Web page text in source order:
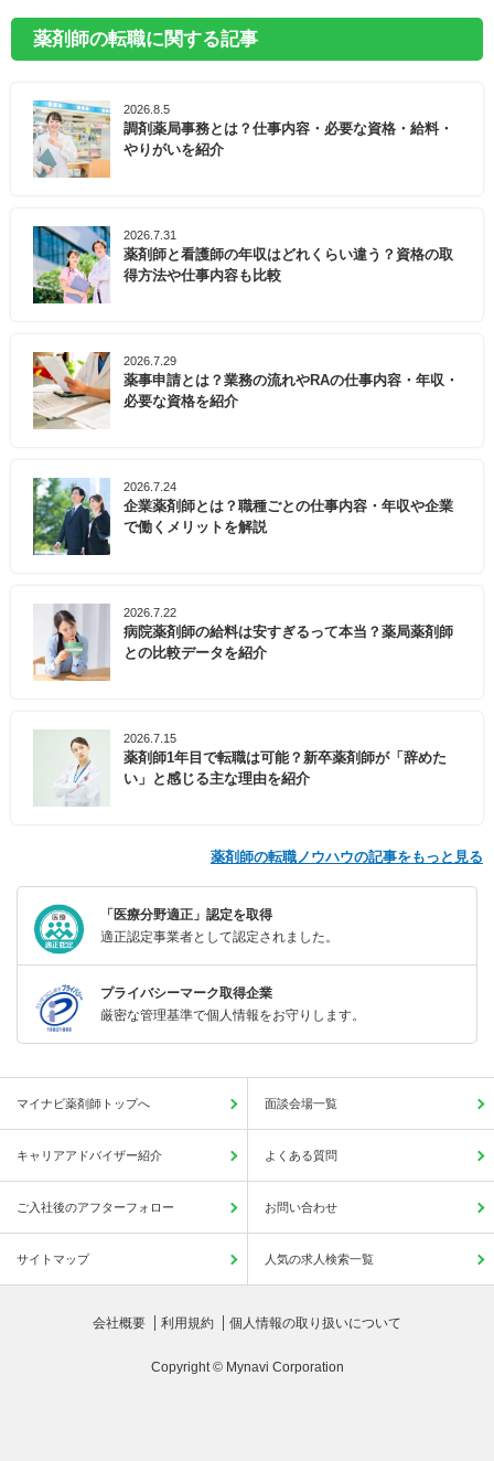
わ博物館」、「芝山仁王尊 観音教寺」など、歴史を感
じられる観光スポットが点在しています。また、芝山
ニンジン、トマトなど、肥沃な土地を活かしたさまざ
まな農産物が生産されています。
ぷ講座」や、バランスボールを使ったストレッチや筋
トレ運動を行う「ぱわふる運動塾」など、各種運動教
室を開催しています。また、子育て世代向けの健康・
理教室も開催し、食を通じた健康づくりにも取り組ん
でいます。
そんな山武郡芝山町でのキャリアをお考えの方は、ぜ
薬剤師の転職に関する記事
2026.8.5
調剤薬局事務とは？仕事内容・必要な資格・給料・
やりがいを紹介
2026.7.31
薬剤師と看護師の年収はどれくらい違う？資格の取
得方法や仕事内容も比較
2026.7.29
薬事申請とは？業務の流れやRAの仕事内容・年収・
必要な資格を紹介
2026.7.24
企業薬剤師とは？職種ごとの仕事内容・年収や企業
で働くメリットを解説
2026.7.22
病院薬剤師の給料は安すぎるって本当？薬局薬剤師
との比較データを紹介
2026.7.15
薬剤師1年目で転職は可能？新卒薬剤師が「辞めた
い」と感じる主な理由を紹介
薬剤師の転職ノウハウの記事をもっと見る
「医療分野適正」認定を取得
適正認定事業者として認定されました。
プライバシーマーク取得企業
厳密な管理基準で個人情報をお守りします。
マイナビ薬剤師トップへ 面談会場一覧
キャリアアドバイザー紹介 よくある質問
ご入社後のアフターフォロー お問い合わせ
サイトマップ 人気の求人検索一覧
会社概要 利用規約 個人情報の取り扱いについて
Copyright © Mynavi Corporation